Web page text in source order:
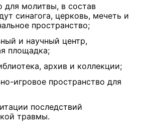
для молитвы, в состав
синагога, церковь, мечеть и
пространство;
и научный центр,
площадка;
архив и коллекции;
игровое пространство для
последствий
травмы.